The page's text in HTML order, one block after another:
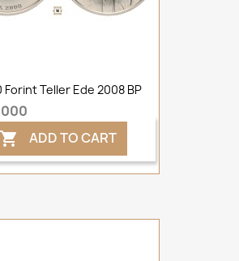
Forint Teller Ede 2008 BP
 ADD TO CART